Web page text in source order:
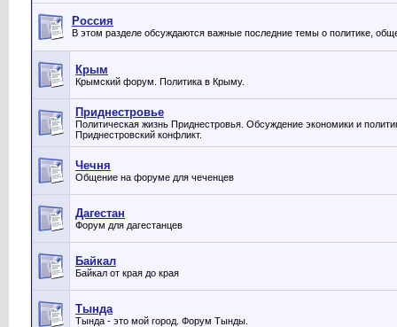
Россия
В этом разделе обсуждаются важные последние темы о политике,
Крым
Крымский форум. Политика в Крыму.
Приднестровье
Политическая жизнь Приднестровья. Обсуждение экономики и
Приднестровский конфликт.
Чечня
Общение на форуме для чеченцев
Дагестан
Форум для дагестанцев
Байкал
Байкал от края до края
Тында
Тында - это мой город. Форум Тынды.